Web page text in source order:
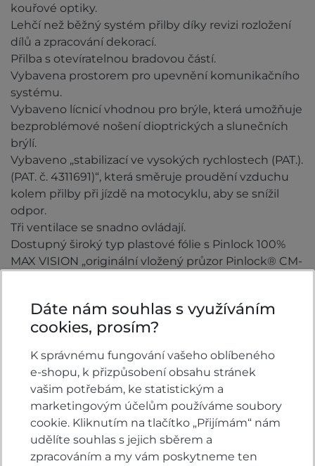
kouřové optiky.
Lehčí než běžný systém přilby díky revizi rozložení
dílů a zpracování dekorací.
Přilba s otevíratelnou bradovou částí.
Vybavena prostorem pro upevnění komunikačního
systému.
Vybaveno lícnicí vhodnou pro brýle, která umožňuje
bezproblémové nošení dioptrických a slunečních
brýlí.
Vybaveno „stabilizací ve vysokých rychlostech (PAT.).
(PAT. č. 4311691)“, která směruje proudění vzduchu
kolem přilby při jízdě na motocyklu, aby se snížil
odpor.
Tři ventilace se snadno ovládají.
Dostupný široký typ plastové fólie s Pinlock 100%
MAX VISION „originální vložený průzor Pinlock® CM-
umožňuje spolehlivý provoz a jemné nastavení s
více západkovými zuby.
Vlastnosti
Barva:
Šedá
Typ přilby:
Výklopné
Dáte nám souhlas s využíváním
cookies, prosím?
K správnému fungování vašeho oblíbeného
e-shopu, k přizpůsobení obsahu stránek
vašim potřebám, ke statistickým a
marketingovým účelům používáme soubory
cookie. Kliknutím na tlačítko „Přijímám“ nám
udělíte souhlas s jejich sběrem a
zpracováním a my vám poskytneme ten